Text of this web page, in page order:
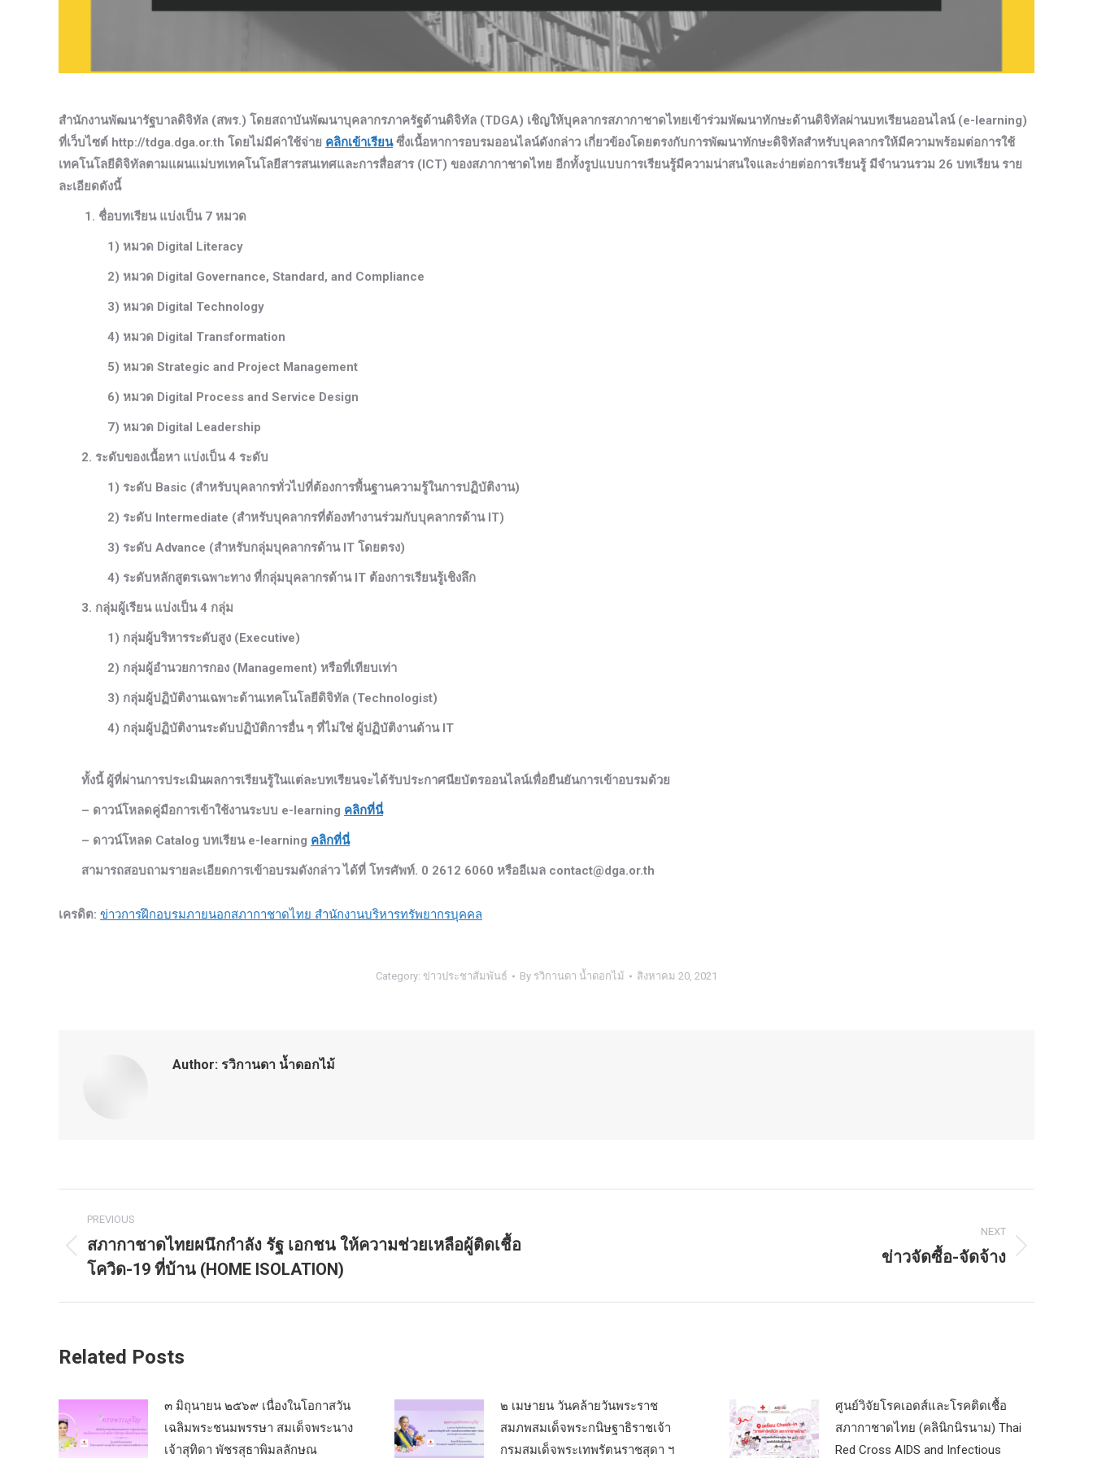
สำนักงานพัฒนารัฐบาลดิจิทัล (สพร.) โดยสถาบันพัฒนาบุคลากรภาครัฐด้านดิจิทัล (TDGA) เชิญให้บุคลากรสภากาชาดไทยเข้าร่วมพัฒนาทักษะด้านดิจิทัลผ่านบทเรียนออนไลน์ (e-learning)
ที่เว็บไซต์ http://tdga.dga.or.th โดยไม่มีค่าใช้จ่าย คลิกเข้าเรียนซึ่งเนื้อหาการอบรมออนไลน์ดังกล่าว เกี่ยวข้องโดยตรงกับการพัฒนาทักษะดิจิทัลสำหรับบุคลากรให้มีความพร้อมต่อการใช้
เทคโนโลยีดิจิทัลตามแผนแม่บทเทคโนโลยีสารสนเทศและการสื่อสาร (ICT) ของสภากาชาดไทย อีกทั้งรูปแบบการเรียนรู้มีความน่าสนใจและง่ายต่อการเรียนรู้ มีจำนวนรวม 26 บทเรียน ราย
ละเอียดดังนี้
1. ชื่อบทเรียน แบ่งเป็น 7 หมวด
1) หมวด Digital Literacy
2) หมวด Digital Governance, Standard, and Compliance
3) หมวด Digital Technology
4) หมวด Digital Transformation
5) หมวด Strategic and Project Management
6) หมวด Digital Process and Service Design
7) หมวด Digital Leadership
2. ระดับของเนื้อหา แบ่งเป็น 4 ระดับ
1) ระดับ Basic (สำหรับบุคลากรทั่วไปที่ต้องการพื้นฐานความรู้ในการปฏิบัติงาน)
2) ระดับ Intermediate (สำหรับบุคลากรที่ต้องทำงานร่วมกับบุคลากรด้าน IT)
3) ระดับ Advance (สำหรับกลุ่มบุคลากรด้าน IT โดยตรง)
4) ระดับหลักสูตรเฉพาะทาง ที่กลุ่มบุคลากรด้าน IT ต้องการเรียนรู้เชิงลึก
3. กลุ่มผู้เรียน แบ่งเป็น 4 กลุ่ม
1) กลุ่มผู้บริหารระดับสูง (Executive)
2) กลุ่มผู้อำนวยการกอง (Management) หรือที่เทียบเท่า
3) กลุ่มผู้ปฏิบัติงานเฉพาะด้านเทคโนโลยีดิจิทัล (Technologist)
4) กลุ่มผู้ปฏิบัติงานระดับปฏิบัติการอื่น ๆ ที่ไม่ใช่ ผู้ปฏิบัติงานด้าน IT
ทั้งนี้ ผู้ที่ผ่านการประเมินผลการเรียนรู้ในแต่ละบทเรียนจะได้รับประกาศนียบัตรออนไลน์เพื่อยืนยันการเข้าอบรมด้วย
– ดาวน์โหลดคู่มือการเข้าใช้งานระบบ e-learning คลิกที่นี่
– ดาวน์โหลด Catalog บทเรียน e-learning คลิกที่นี่
สามารถสอบถามรายละเอียดการเข้าอบรมดังกล่าว ได้ที่ โทรศัพท์. 0 2612 6060 หรืออีเมล contact@dga.or.th
เครดิต: ข่าวการฝึกอบรมภายนอกสภากาชาดไทย สำนักงานบริหารทรัพยากรบุคคล
Category: ข่าวประชาสัมพันธ์ By รวิกานดา น้ำดอกไม้ สิงหาคม 20, 2021
Author: รวิกานดา น้ำดอกไม้
navigation
PREVIOUS
Previous
post:
สภากาชาดไทยผนึกกำลัง รัฐ เอกชน ให้ความช่วยเหลือผู้ติดเชื้อ
โควิด-19 ที่บ้าน (HOME ISOLATION)
NEXT
ข่าวจัดซื้อ-จัดจ้าง
Related Posts
๓ มิถุนายน ๒๕๖๙ เนื่องในโอกาสวัน
เฉลิมพระชนมพรรษา สมเด็จพระนาง
เจ้าสุทิดา พัชรสุธาพิมลลักษณ
๒ เมษายน วันคล้ายวันพระราช
สมภพสมเด็จพระกนิษฐาธิราชเจ้า
กรมสมเด็จพระเทพรัตนราชสุดา ฯ
ศูนย์วิจัยโรคเอดส์และโรคติดเชื้อ
สภากาชาดไทย (คลินิกนิรนาม) Thai
Red Cross AIDS and Infectious